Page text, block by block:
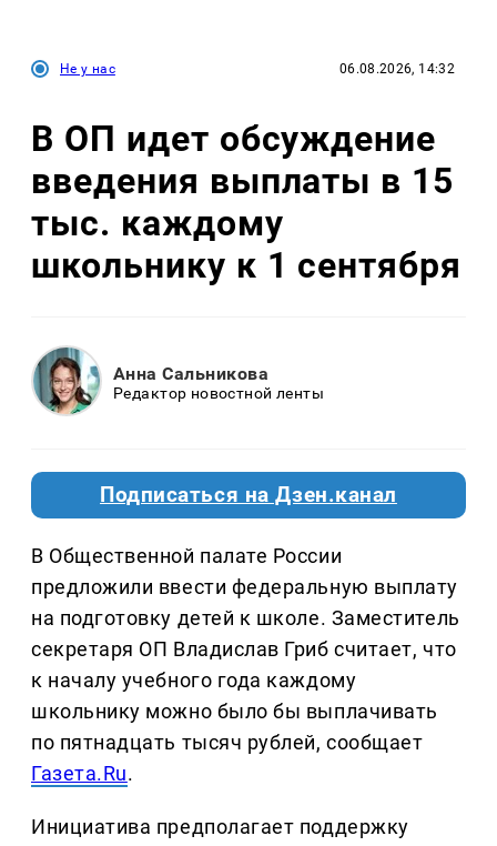
Не у нас 06.08.2026, 14:32
В ОП идет обсуждение
введения выплаты в 15
тыс. каждому
школьнику к 1 сентября
Анна Сальникова
Редактор новостной ленты
Подписаться на Дзен.канал
В Общественной палате России
предложили ввести федеральную выплату
на подготовку детей к школе. Заместитель
секретаря ОП Владислав Гриб считает, что
к началу учебного года каждому
школьнику можно было бы выплачивать
по пятнадцать тысяч рублей, сообщает
Газета.Ru.
Инициатива предполагает поддержку